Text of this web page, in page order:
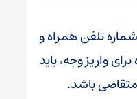
تلفن همراه و
واریز وجه، باید
باشد.